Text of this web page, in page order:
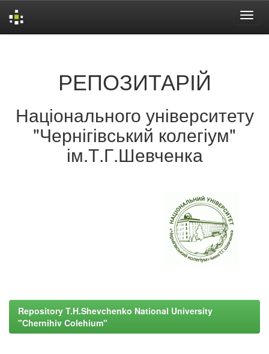
РЕПОЗИТАРІЙ
Національного університету
"Чернігівський колегіум"
ім.Т.Г.Шевченка
Repository T.H.Shevchenko National University
"Chernihiv Colehium"